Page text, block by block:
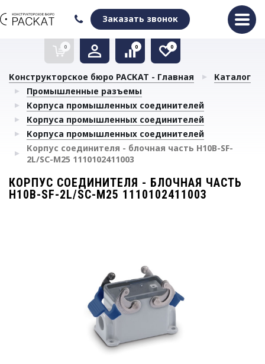
Заказать звонок
0
Очистить список сравнения
0
Очистить избранное
0
Конструкторское бюро РАСКАТ - Главная
Каталог
Промышленные разъемы
Корпуса промышленных соединителей
Корпуса промышленных соединителей
Корпуса промышленных соединителей
Корпус соединителя - блочная часть H10B-SF-
2L/SC-M25 1110102411003
КОРПУС СОЕДИНИТЕЛЯ - БЛОЧНАЯ ЧАСТЬ
H10B-SF-2L/SC-M25 1110102411003